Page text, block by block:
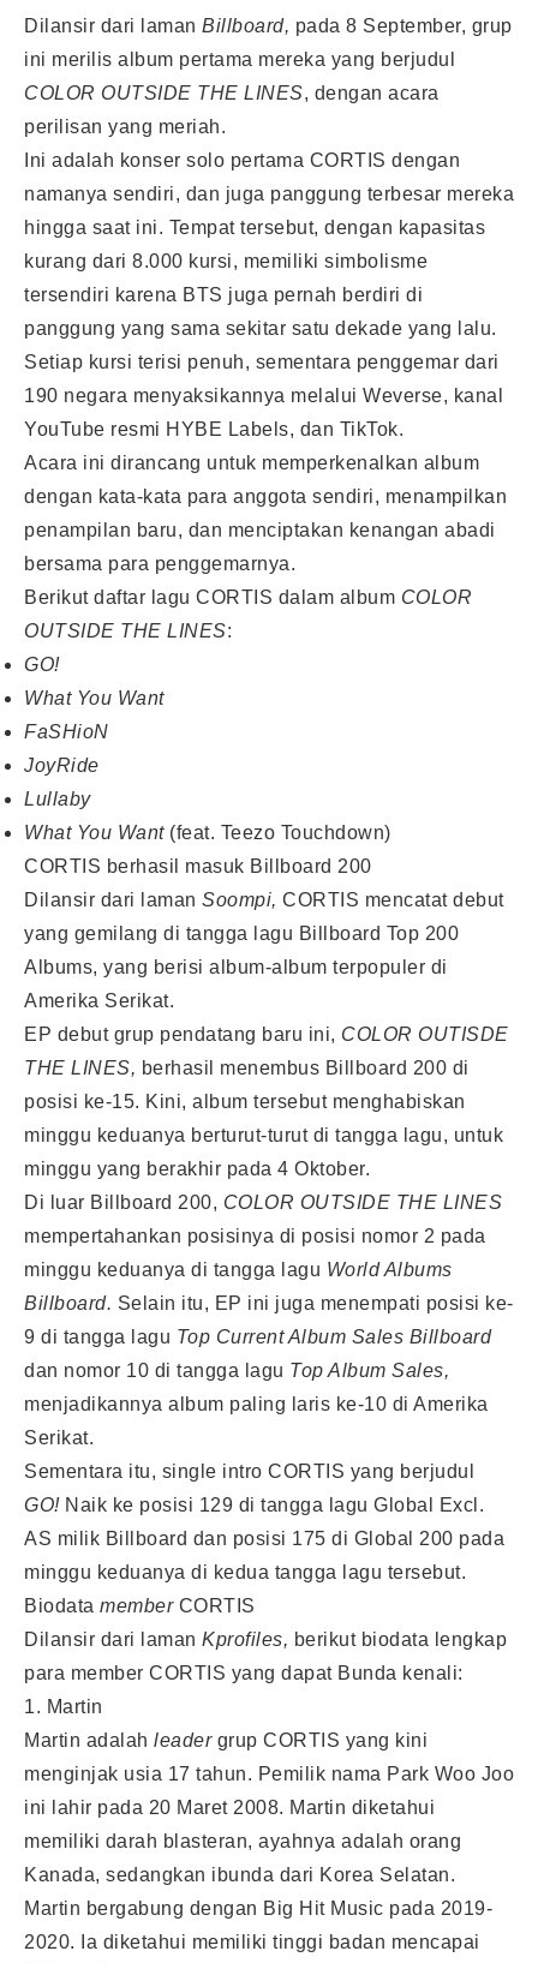
Dilansir dari laman Billboard, pada 8 September, grup
ini merilis album pertama mereka yang berjudul
COLOR OUTSIDE THE LINES, dengan acara
perilisan yang meriah.
Ini adalah konser solo pertama CORTIS dengan
namanya sendiri, dan juga panggung terbesar mereka
hingga saat ini. Tempat tersebut, dengan kapasitas
kurang dari 8.000 kursi, memiliki simbolisme
tersendiri karena BTS juga pernah berdiri di
panggung yang sama sekitar satu dekade yang lalu.
Setiap kursi terisi penuh, sementara penggemar dari
190 negara menyaksikannya melalui Weverse, kanal
YouTube resmi HYBE Labels, dan TikTok.
Acara ini dirancang untuk memperkenalkan album
dengan kata-kata para anggota sendiri, menampilkan
penampilan baru, dan menciptakan kenangan abadi
bersama para penggemarnya.
Berikut daftar lagu CORTIS dalam album COLOR
OUTSIDE THE LINES:
GO!
What You Want
FaSHioN
JoyRide
Lullaby
What You Want(feat. Teezo Touchdown)
CORTIS berhasil masuk Billboard 200
Dilansir dari laman Soompi, CORTIS mencatat debut
yang gemilang di tangga lagu Billboard Top 200
Albums, yang berisi album-album terpopuler di
Amerika Serikat.
EP debut grup pendatang baru ini, COLOR OUTISDE
THE LINES, berhasil menembus Billboard 200 di
posisi ke-15. Kini, album tersebut menghabiskan
minggu keduanya berturut-turut di tangga lagu, untuk
minggu yang berakhir pada 4 Oktober.
Di luar Billboard 200, COLOR OUTSIDE THE LINES
mempertahankan posisinya di posisi nomor 2 pada
minggu keduanya di tangga lagu World Albums
Billboard. Selain itu, EP ini juga menempati posisi ke-
9 di tangga lagu Top Current Album Sales Billboard
dan nomor 10 di tangga lagu Top Album Sales,
menjadikannya album paling laris ke-10 di Amerika
Serikat.
Sementara itu, single intro CORTIS yang berjudul
GO!Naik ke posisi 129 di tangga lagu Global Excl.
AS milik Billboard dan posisi 175 di Global 200 pada
minggu keduanya di kedua tangga lagu tersebut.
Biodata memberCORTIS
Dilansir dari laman Kprofiles, berikut biodata lengkap
para member CORTIS yang dapat Bunda kenali:
1. Martin
Martin adalah leadergrup CORTIS yang kini
menginjak usia 17 tahun. Pemilik nama Park Woo Joo
ini lahir pada 20 Maret 2008. Martin diketahui
memiliki darah blasteran, ayahnya adalah orang
Kanada, sedangkan ibunda dari Korea Selatan.
Martin bergabung dengan Big Hit Music pada 2019-
2020. Ia diketahui memiliki tinggi badan mencapai